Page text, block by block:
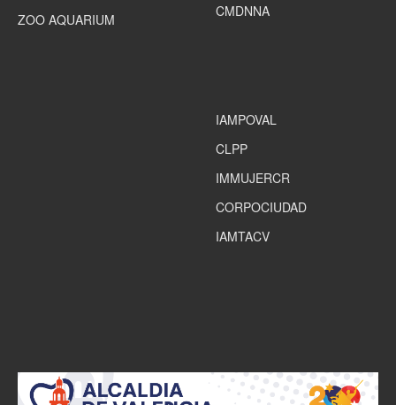
ZOO AQUARIUM
CMDNNA
IAMPOVAL
CLPP
IMMUJERCR
CORPOCIUDAD
IAMTACV